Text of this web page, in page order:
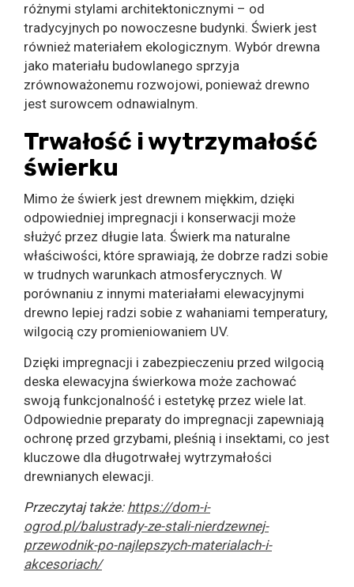
różnymi stylami architektonicznymi – od
tradycyjnych po nowoczesne budynki. Świerk jest
również materiałem ekologicznym. Wybór drewna
jako materiału budowlanego sprzyja
zrównoważonemu rozwojowi, ponieważ drewno
jest surowcem odnawialnym.
Trwałość i wytrzymałość
świerku
Mimo że świerk jest drewnem miękkim, dzięki
odpowiedniej impregnacji i konserwacji może
służyć przez długie lata. Świerk ma naturalne
właściwości, które sprawiają, że dobrze radzi sobie
w trudnych warunkach atmosferycznych. W
porównaniu z innymi materiałami elewacyjnymi
drewno lepiej radzi sobie z wahaniami temperatury,
wilgocią czy promieniowaniem UV.
Dzięki impregnacji i zabezpieczeniu przed wilgocią
deska elewacyjna świerkowa może zachować
swoją funkcjonalność i estetykę przez wiele lat.
Odpowiednie preparaty do impregnacji zapewniają
ochronę przed grzybami, pleśnią i insektami, co jest
kluczowe dla długotrwałej wytrzymałości
drewnianych elewacji.
Przeczytaj także: https://dom-i-
ogrod.pl/balustrady-ze-stali-nierdzewnej-
przewodnik-po-najlepszych-materialach-i-
akcesoriach/